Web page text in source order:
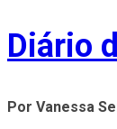
Skip
to
content
Diário
Por Vanessa